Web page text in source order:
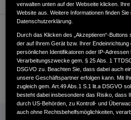
Kundenservice
+4923536648800
E-Mail
INFORMATIONEN:
verwalten unten auf der Webseite klicken.
Website aus. Weitere Informationen finden Sie
Datenschutzerklärung.
Durch das Klicken des „Akzeptieren“-Buttons
der auf Ihrem Gerät bzw. Ihrer Endeinrichtung
persönlichen Identifikatoren oder IP-Adressen
Verarbeitungszwecke gem. § 25 Abs. 1
DSGVO zu. Beachten Sie, dass dabei auch
unsere Geschäftspartner erfolgen kann. Mit
zugleich gem. Art.49 Abs.1 S.1 lit.a DSGVO
besteht dabei insbesondere das Risiko, dass
durch US-Behörden, zu Kontroll- und
auch ohne Rechtsbehelfsmöglichkeiten,